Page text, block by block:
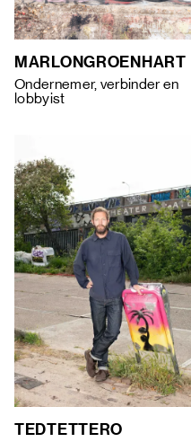
MARLONGROENHART
Ondernemer, verbinder en
lobbyist
TEDTETTERO